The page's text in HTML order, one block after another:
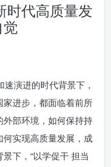
时代高质量发
演进的时代背景下，
进步，都面临着前所
部环境，如何保持持
实现高质量发展，成
下，“以学促干 担当